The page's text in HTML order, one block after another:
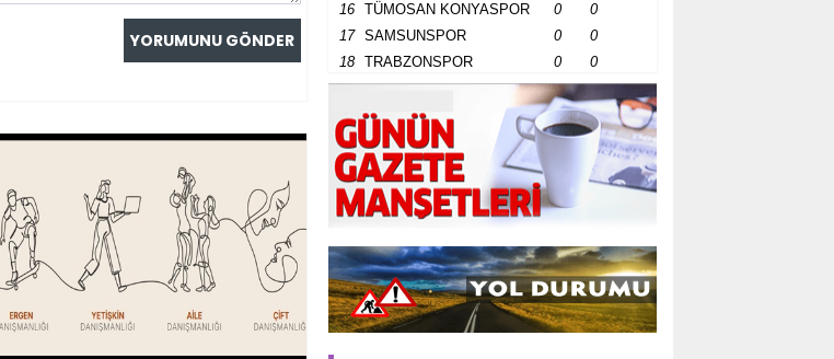
16
TÜMOSAN KONYASPOR 0
0
17
SAMSUNSPOR 0
0
18
TRABZONSPOR 0 0